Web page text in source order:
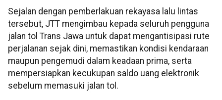
Sejalan dengan pemberlakuan rekayasa lalu lintas
tersebut, JTT mengimbau kepada seluruh pengguna
jalan tol Trans Jawa untuk dapat mengantisipasi rute
perjalanan sejak dini, memastikan kondisi kendaraan
maupun pengemudi dalam keadaan prima, serta
mempersiapkan kecukupan saldo uang elektronik
sebelum memasuki jalan tol.